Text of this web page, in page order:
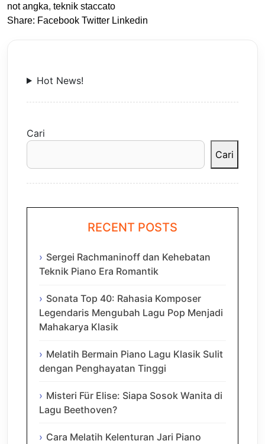
not angka, teknik staccato
Share: Facebook Twitter Linkedin
Hot News!
Cari
Cari
RECENT POSTS
Sergei Rachmaninoff dan Kehebatan
Teknik Piano Era Romantik
Sonata Top 40: Rahasia Komposer
Legendaris Mengubah Lagu Pop Menjadi
Mahakarya Klasik
Melatih Bermain Piano Lagu Klasik Sulit
dengan Penghayatan Tinggi
Misteri Für Elise: Siapa Sosok Wanita di
Lagu Beethoven?
Cara Melatih Kelenturan Jari Piano